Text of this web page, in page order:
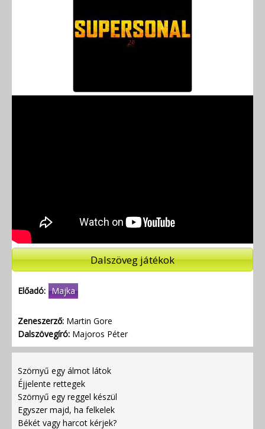
Dalszöveg játékok
Előadó: Majka
Zeneszerző: Martin Gore
Dalszövegíró: Majoros Péter
Szörnyű egy álmot látok
Éjjelente rettegek
Szörnyű egy reggel készül
Egyszer majd, ha felkelek
Békét vagy harcot kérjek?